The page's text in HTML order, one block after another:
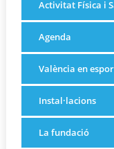
Activitat Física i
Agenda
València en
Instal·lacions
La fundació